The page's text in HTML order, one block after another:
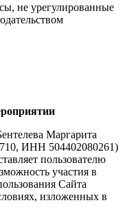
не урегулированные
Маргарита
ИНН 504402080261)
пользователю
участия в
Сайта
изложенных в